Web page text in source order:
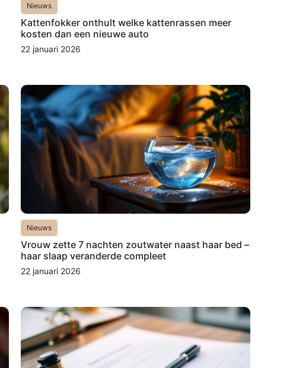
Nieuws
Kattenfokker onthult welke kattenrassen meer
kosten dan een nieuwe auto
22 januari 2026
Nieuws
Vrouw zette 7 nachten zoutwater naast haar bed –
haar slaap veranderde compleet
22 januari 2026